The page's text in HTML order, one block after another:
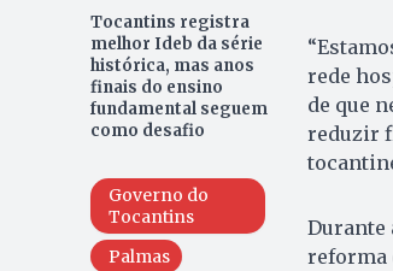
Tocantins registra
melhor Ideb da série
histórica, mas anos
finais do ensino
fundamental seguem
como desafio
Governo do
Tocantins
Palmas
rede
de que
reduzir
Durante
reforma